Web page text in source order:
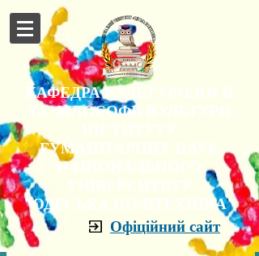
КАФЕДРА КУЛЬТУРОЛОГІЇ
ТА ФІЛОСОФІЇ КУЛЬТУРИ
ГУМАНІТАРНИХ НАУК
НАЦІОНАЛЬНОГО
"ОДЕСЬКА ПОЛІТЕХНІКА"
Офіційний сайт